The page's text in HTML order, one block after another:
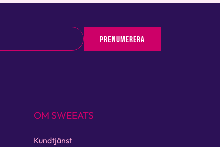
PRENUMERERA
OM SWEEATS
Kundtjänst